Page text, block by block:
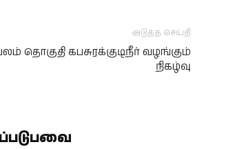
அடுத்த செய்தி
தொகுதி கபசுரக்குடிநீர் வழங்கும்
நிகழ்வு